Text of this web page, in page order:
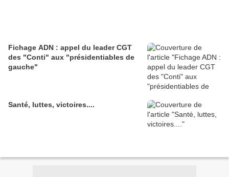
Fichage ADN : appel du leader CGT
des "Conti" aux "présidentiables de
gauche"
Santé, luttes, victoires....